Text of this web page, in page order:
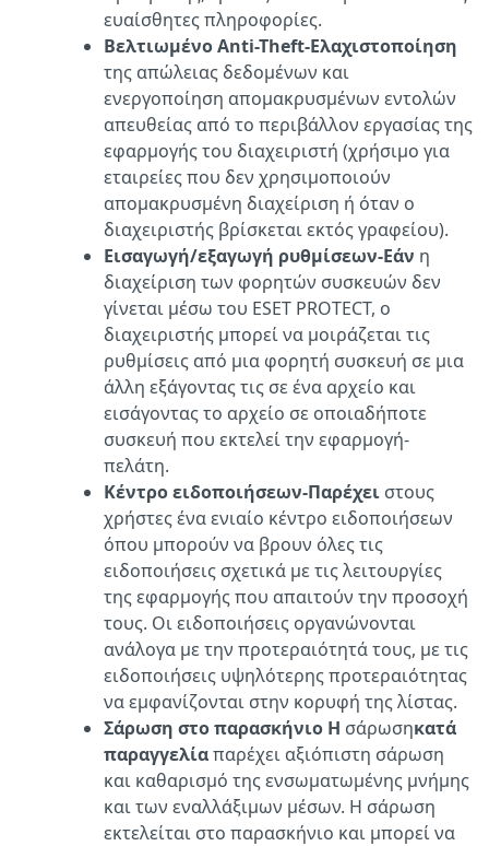
ευαίσθητες πληροφορίες.
Βελτιωμένο Anti-Theft-Ελαχιστοποίηση
της απώλειας δεδομένων και
ενεργοποίηση απομακρυσμένων εντολών
απευθείας από το περιβάλλον εργασίας της
εφαρμογής του διαχειριστή (χρήσιμο για
εταιρείες που δεν χρησιμοποιούν
απομακρυσμένη διαχείριση ή όταν ο
διαχειριστής βρίσκεται εκτός γραφείου).
Εισαγωγή/εξαγωγή ρυθμίσεων-Εάν η
διαχείριση των φορητών συσκευών δεν
γίνεται μέσω του ESET PROTECT, ο
διαχειριστής μπορεί να μοιράζεται τις
ρυθμίσεις από μια φορητή συσκευή σε μια
άλλη εξάγοντας τις σε ένα αρχείο και
εισάγοντας το αρχείο σε οποιαδήποτε
συσκευή που εκτελεί την εφαρμογή-
πελάτη.
Κέντρο ειδοποιήσεων-Παρέχει στους
χρήστες ένα ενιαίο κέντρο ειδοποιήσεων
όπου μπορούν να βρουν όλες τις
ειδοποιήσεις σχετικά με τις λειτουργίες
της εφαρμογής που απαιτούν την προσοχή
τους. Οι ειδοποιήσεις οργανώνονται
ανάλογα με την προτεραιότητά τους, με τις
ειδοποιήσεις υψηλότερης προτεραιότητας
να εμφανίζονται στην κορυφή της λίστας.
Σάρωση στο παρασκήνιο Η σάρωσηκατά
παραγγελίαπαρέχει αξιόπιστη σάρωση
και καθαρισμό της ενσωματωμένης μνήμης
και των εναλλάξιμων μέσων. Η σάρωση
εκτελείται στο παρασκήνιο και μπορεί να